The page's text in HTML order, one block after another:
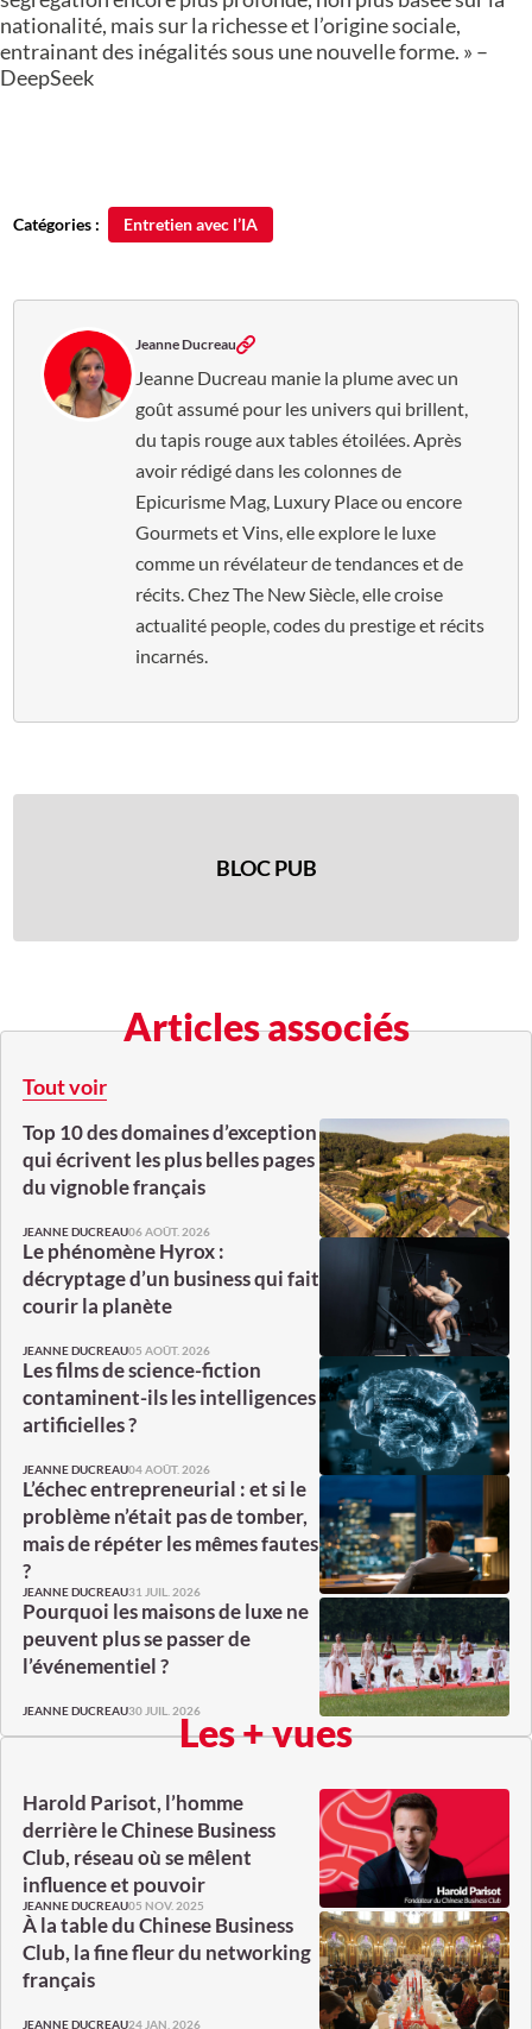
nationalité, mais sur la richesse et l’origine sociale,
entrainant des inégalités sous une nouvelle forme. » –
DeepSeek
Catégories : Entretien avec l’IA
Jeanne Ducreau
Jeanne Ducreau manie la plume avec un
goût assumé pour les univers qui brillent,
du tapis rouge aux tables étoilées. Après
avoir rédigé dans les colonnes de
Epicurisme Mag, Luxury Place ou encore
Gourmets et Vins, elle explore le luxe
comme un révélateur de tendances et de
récits. Chez The New Siècle, elle croise
actualité people, codes du prestige et récits
incarnés.
BLOC PUB
Articles associés
Tout voir
Top 10 des domaines d’exception
qui écrivent les plus belles pages
du vignoble français
JEANNE DUCREAU06 AOÛT. 2026
Le phénomène Hyrox :
décryptage d’un business qui fait
courir la planète
JEANNE DUCREAU05 AOÛT. 2026
Les films de science-fiction
contaminent-ils les intelligences
artificielles ?
JEANNE DUCREAU04 AOÛT. 2026
L’échec entrepreneurial : et si le
problème n’était pas de tomber,
mais de répéter les mêmes fautes
?
JEANNE DUCREAU31 JUIL. 2026
Pourquoi les maisons de luxe ne
peuvent plus se passer de
l’événementiel ?
JEANNE DUCREAU30 JUIL. 2026Les + vues
Harold Parisot, l’homme
derrière le Chinese Business
Club, réseau où se mêlent
influence et pouvoir
JEANNE DUCREAU05 NOV. 2025
À la table du Chinese Business
Club, la fine fleur du networking
français
JEANNE DUCREAU24 JAN. 2026